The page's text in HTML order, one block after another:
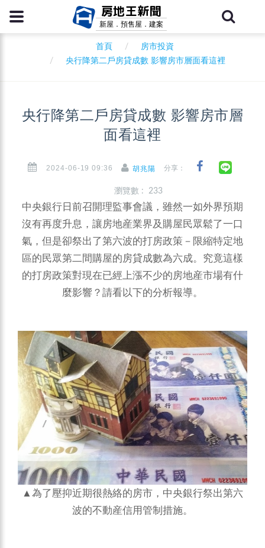
房地王新聞
新屋．預售屋．建案
首頁
房市投資
央行降第二戶房貸成數 影響房市層面看這裡
央行降第二戶房貸成數 影響房市層
面看這裡
2024-06-19 09:36 胡兆陽 分享：
瀏覽數 : 233
中央銀行日前召開理監事會議，雖然一如外界預期
沒有再度升息，讓房地産業界及購屋民眾鬆了一口
氣，但是卻祭出了第六波的打房政策－限縮特定地
區的民眾第二間購屋的房貸成數為六成。究竟這樣
的打房政策對現在已經上漲不少的房地産市場有什
麼影響？請看以下的分析報導。
▲為了壓抑近期很熱絡的房市，中央銀行祭出第六
波的不動産信用管制措施。